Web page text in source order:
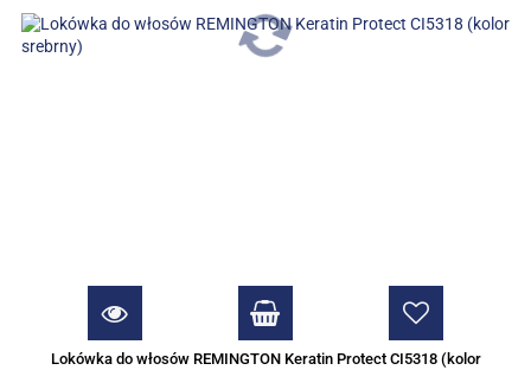
Lokówka do włosów REMINGTON Keratin Protect CI5318 (kolor